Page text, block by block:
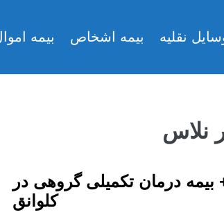
نقلیه بیمه اشخاص بیمه
نلاس
بیمه درمان تکمیلی گروهی در
کلوانق